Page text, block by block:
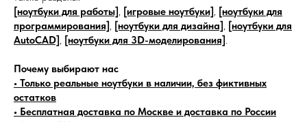
[ноутбуки для работы], [игровые ноутбуки], [ноутбуки для
программирования], [ноутбуки для дизайна], [ноутбуки для
AutoCAD], [ноутбуки для 3D-моделирования].
Почему выбирают нас
• Только реальные ноутбуки в наличии, без фиктивных
остатков
• Бесплатная доставка по Москве и доставка по России